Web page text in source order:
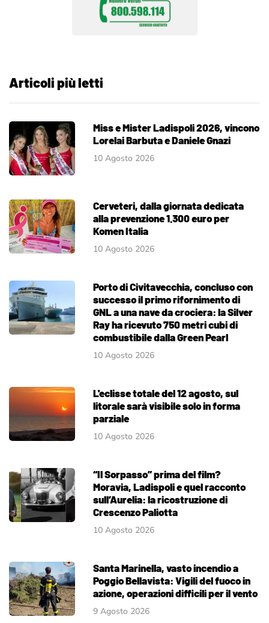
Articoli più letti
Miss e Mister Ladispoli 2026, vincono
Lorelai Barbuta e Daniele Gnazi
10 Agosto 2026
Cerveteri, dalla giornata dedicata
alla prevenzione 1.300 euro per
Komen Italia
10 Agosto 2026
Porto di Civitavecchia, concluso con
successo il primo rifornimento di
GNL a una nave da crociera: la Silver
Ray ha ricevuto 750 metri cubi di
combustibile dalla Green Pearl
10 Agosto 2026
L'eclisse totale del 12 agosto, sul
litorale sarà visibile solo in forma
parziale
10 Agosto 2026
“Il Sorpasso” prima del film?
Moravia, Ladispoli e quel racconto
sull’Aurelia: la ricostruzione di
Crescenzo Paliotta
10 Agosto 2026
Santa Marinella, vasto incendio a
Poggio Bellavista: Vigili del fuoco in
azione, operazioni difficili per il vento
9 Agosto 2026